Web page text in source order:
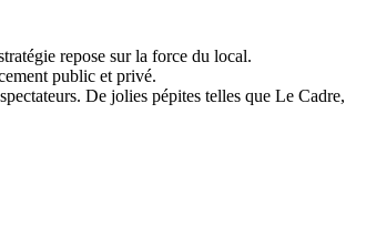
repose sur la force du local.
public et privé.
De jolies pépites telles que Le Cadre,